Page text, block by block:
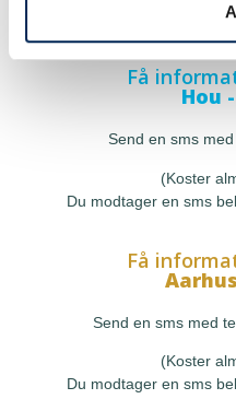
Få
Hou
Send en sms
(Koster
Du modtager en sms
Få
Send en sms med
(Koster
Du modtager en sms